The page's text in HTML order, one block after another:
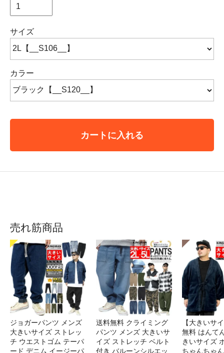
サイズ
カラー
カートに入れる
売れ筋商品
ジョガーパンツ メンズ
大きいサイズ ストレッ
チ ウエストゴム テーパ
ード デニム イージーパ
送料無料 クライミング
パンツ メンズ 大きいサ
イズ ストレッチ ベルト
付き バルーンシルエッ
【大きいサ
無料 はんて
きいサイズ
ちゃんちゃ